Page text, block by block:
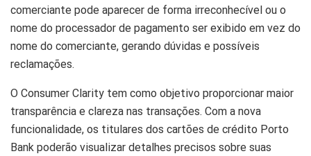
comerciante pode aparecer de forma irreconhecível ou o
nome do processador de pagamento ser exibido em vez do
nome do comerciante, gerando dúvidas e possíveis
reclamações.
O Consumer Clarity tem como objetivo proporcionar maior
transparência e clareza nas transações. Com a nova
funcionalidade, os titulares dos cartões de crédito Porto
Bank poderão visualizar detalhes precisos sobre suas